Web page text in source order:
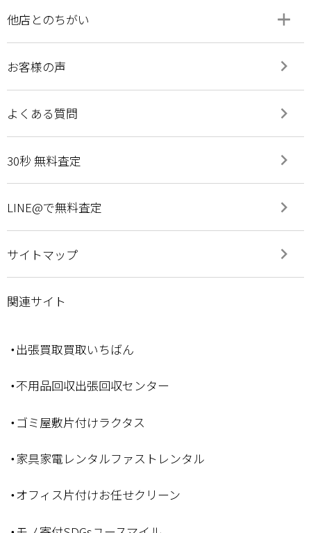
他店とのちがい add
remove
お客様の声 keyboard_arrow_right
よくある質問 keyboard_arrow_right
30秒 無料査定 keyboard_arrow_right
LINE@で無料査定 keyboard_arrow_right
サイトマップ keyboard_arrow_right
関連サイト
・出張買取買取いちばん
・不用品回収出張回収センター
・ゴミ屋敷片付けラクタス
・家具家電レンタルファストレンタル
・オフィス片付けお任せクリーン